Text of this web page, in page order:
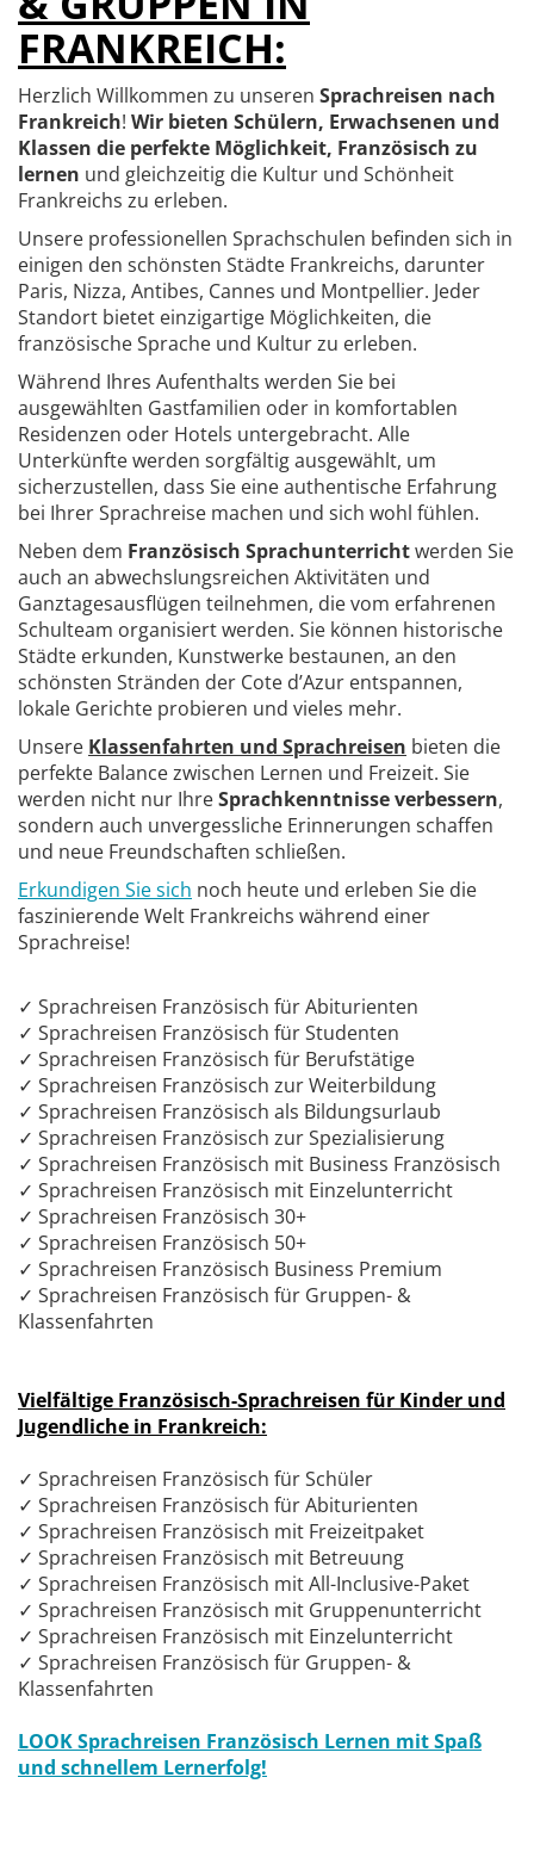
FRANKREICH:
Herzlich Willkommen zu unseren Sprachreisen nach
Frankreich! Wir bieten Schülern, Erwachsenen und
Klassen die perfekte Möglichkeit, Französisch zu
lernen und gleichzeitig die Kultur und Schönheit
Frankreichs zu erleben.
Unsere professionellen Sprachschulen befinden sich in
einigen den schönsten Städte Frankreichs, darunter
Paris, Nizza, Antibes, Cannes und Montpellier. Jeder
Standort bietet einzigartige Möglichkeiten, die
französische Sprache und Kultur zu erleben.
Während Ihres Aufenthalts werden Sie bei
ausgewählten Gastfamilien oder in komfortablen
Residenzen oder Hotels untergebracht. Alle
Unterkünfte werden sorgfältig ausgewählt, um
sicherzustellen, dass Sie eine authentische Erfahrung
bei Ihrer Sprachreise machen und sich wohl fühlen.
Neben dem Französisch Sprachunterrichtwerden Sie
auch an abwechslungsreichen Aktivitäten und
Ganztagesausflügen teilnehmen, die vom erfahrenen
Schulteam organisiert werden. Sie können historische
Städte erkunden, Kunstwerke bestaunen, an den
schönsten Stränden der Cote d’Azur entspannen,
lokale Gerichte probieren und vieles mehr.
Unsere Klassenfahrten und Sprachreisen bieten die
perfekte Balance zwischen Lernen und Freizeit. Sie
werden nicht nur IhreSprachkenntnisse verbessern,
sondern auch unvergessliche Erinnerungen schaffen
und neue Freundschaften schließen.
Erkundigen Sie sich noch heute und erleben Sie die
faszinierende Welt Frankreichs während einer
Sprachreise!
✓ Sprachreisen Französisch für Abiturienten
✓ Sprachreisen Französisch für Studenten
✓ Sprachreisen Französisch für Berufstätige
✓ Sprachreisen Französisch zur Weiterbildung
✓ Sprachreisen Französisch als Bildungsurlaub
✓ Sprachreisen Französisch zur Spezialisierung
✓ Sprachreisen Französisch mit Business Französisch
✓ Sprachreisen Französisch mit Einzelunterricht
✓ Sprachreisen Französisch 30+
✓ Sprachreisen Französisch 50+
✓ Sprachreisen Französisch Business Premium
✓ Sprachreisen Französisch für Gruppen- &
Klassenfahrten
Vielfältige Französisch-Sprachreisen für Kinder und
Jugendliche in Frankreich:
✓ Sprachreisen Französisch für Schüler
✓ Sprachreisen Französisch für Abiturienten
✓ Sprachreisen Französisch mit Freizeitpaket
✓ Sprachreisen Französisch mit Betreuung
✓ Sprachreisen Französisch mit All-Inclusive-Paket
✓ Sprachreisen Französisch mit Gruppenunterricht
✓ Sprachreisen Französisch mit Einzelunterricht
✓ Sprachreisen Französisch für Gruppen- &
Klassenfahrten
LOOK Sprachreisen Französisch Lernen mit Spaß
und schnellem Lernerfolg!